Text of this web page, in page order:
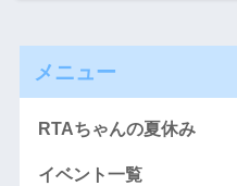
メニュー
RTAちゃんの夏休み
イベント一覧